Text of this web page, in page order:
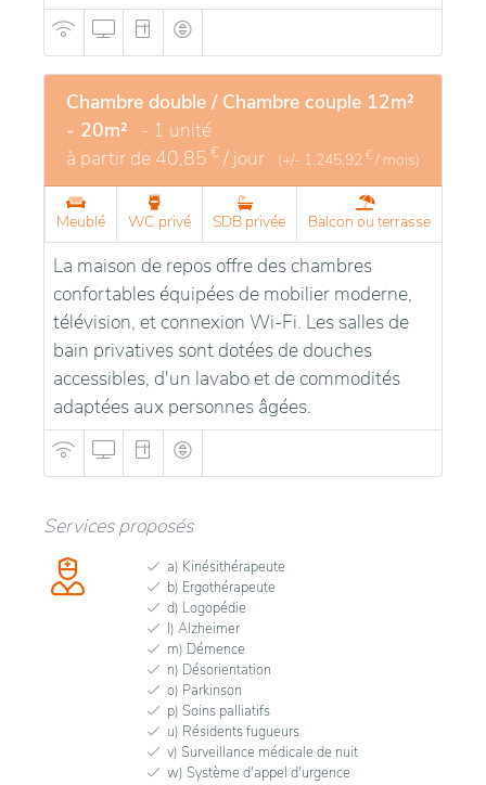
Chambre double / Chambre couple 12m²
- 20m² - 1 unité
à partir de 40,85 € / jour (+/- 1.245,92 € / mois)
Meublé WC privé SDB privée Balcon ou terrasse
La maison de repos offre des chambres
confortables équipées de mobilier moderne,
télévision, et connexion Wi-Fi. Les salles de
bain privatives sont dotées de douches
accessibles, d'un lavabo et de commodités
adaptées aux personnes âgées.
Services proposés
a) Kinésithérapeute
b) Ergothérapeute
d) Logopédie
l) Alzheimer
m) Démence
n) Désorientation
o) Parkinson
p) Soins palliatifs
u) Résidents fugueurs
v) Surveillance médicale de nuit
w) Système d'appel d'urgence